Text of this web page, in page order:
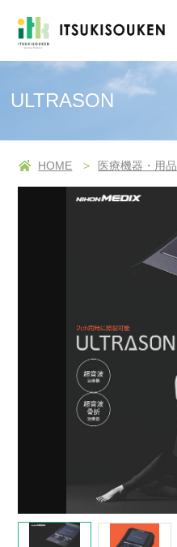
ULTRASON
HOME 医療機器・用品